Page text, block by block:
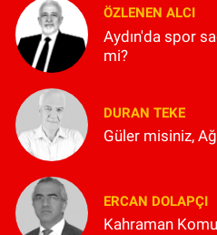
ÖZLENEN ALCI
Aydın'da spor
mi?
DURAN TEKE
Güler misiniz,
ERCAN DOLAPÇI
Kahraman